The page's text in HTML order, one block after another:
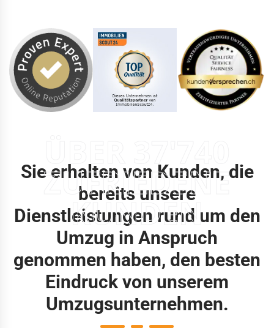
ZUFRIEDENE
KUNDEN
Sie erhalten von Kunden, die
bereits unsere
Dienstleistungen rund um den
Umzug in Anspruch
genommen haben, den besten
Eindruck von unserem
Umzugsunternehmen.